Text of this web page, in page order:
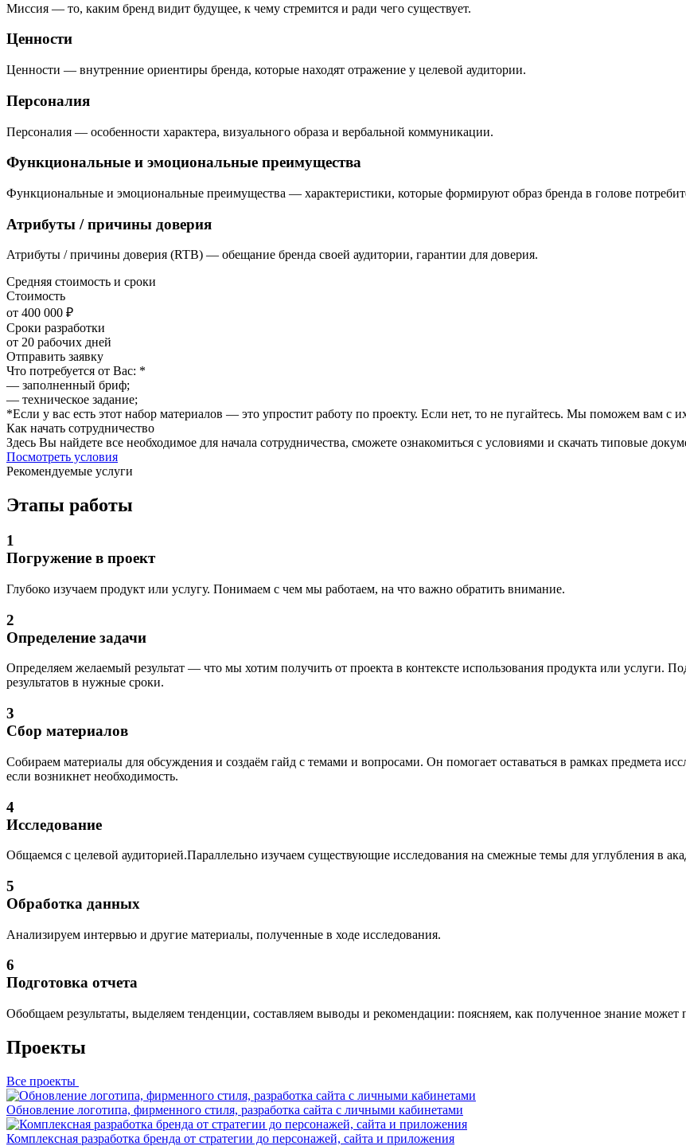
Миссия — то, каким бренд видит будущее, к чему стремится и ради чего существует.
Ценности
Ценности — внутренние ориентиры бренда, которые находят отражение у целевой аудитории.
Персоналия
Персоналия — особенности характера, визуального образа и вербальной коммуникации.
Функциональные и эмоциональные преимущества
Функциональные и эмоциональные преимущества — характеристики, которые формируют образ бренда в голове
Атрибуты / причины доверия
Атрибуты / причины доверия (RTB) — обещание бренда своей аудитории, гарантии для доверия.
Средняя стоимость и сроки
Стоимость
от 400 000 ₽
Сроки разработки
от 20 рабочих дней
Отправить заявку
Что потребуется от Вас: *
— заполненный бриф;
— техническое задание;
*Если у вас есть этот набор материалов — это упростит работу по проекту. Если нет, то не пугайтесь. Мы поможем вам с
Как начать сотрудничество
Здесь Вы найдете все необходимое для начала сотрудничества, сможете ознакомиться с условиями и скачать типовые
Посмотреть условия
Рекомендуемые услуги
Этапы работы
1
Погружение в проект
Глубоко изучаем продукт или услугу. Понимаем с чем мы работаем, на что важно обратить внимание.
2
Определение задачи
Определяем желаемый результат — что мы хотим получить от проекта в контексте использования продукта или услуги.
результатов в нужные сроки.
3
Сбор материалов
Собираем материалы для обсуждения и создаём гайд с темами и вопросами. Он помогает оставаться в рамках предмета
если возникнет необходимость.
4
Исследование
Общаемся с целевой аудиторией.Параллельно изучаем существующие исследования на смежные темы для углубления в
5
Обработка данных
Анализируем интервью и другие материалы, полученные в ходе исследования.
6
Подготовка отчета
Обобщаем результаты, выделяем тенденции, составляем выводы и рекомендации: поясняем, как полученное знание может
Проекты
Все проекты
Обновление логотипа, фирменного стиля, разработка сайта с личными кабинетами
Комплексная разработка бренда от стратегии до персонажей, сайта и приложения